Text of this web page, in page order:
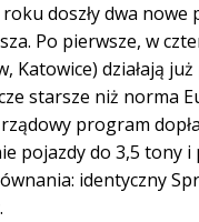
roku doszły dwa
Po pierwsze, w
Katowice) działają
starsze niż norma
program
pojazdy do 3,5 tony
identyczny